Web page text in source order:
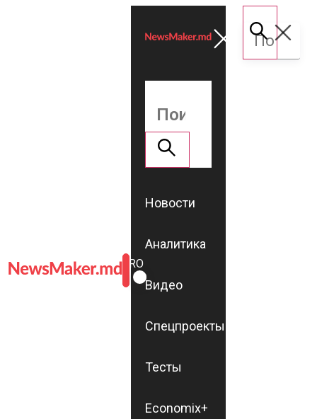
ROMÂNĂ
RU
Новости
Аналитика
Видео
Спецпроекты
Тесты
Economix+